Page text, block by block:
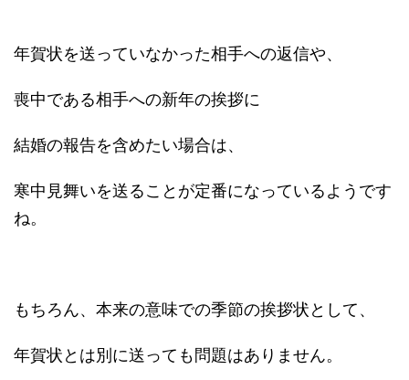
年賀状を送っていなかった相手への返信や、
喪中である相手への新年の挨拶に
結婚の報告を含めたい場合は、
寒中見舞いを送ることが定番になっているようです
ね。
もちろん、本来の意味での季節の挨拶状として、
年賀状とは別に送っても問題はありません。